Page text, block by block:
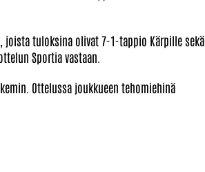
tuloksina olivat 7-1-tappio Kärpille sekä
Sportia vastaan.
Ottelussa joukkueen tehomiehinä